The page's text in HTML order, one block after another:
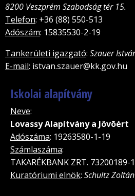
8200 Veszprém Szabadság tér 15.
Telefon: +36 (88) 550-513
Adószám: 15835530-2-19
Tankerületi igazgató: Szauer
E-mail: istvan.szauer@kk.gov.hu
Iskolai alapítvány
Neve:
Lovassy Alapítvány a Jövõért
Adószáma: 19263580-1-19
Számlaszáma:
TAKARÉKBANK ZRT.
Kuratóriumi elnök: Schultz Zoltán